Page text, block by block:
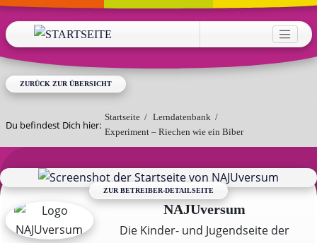
Direkt zum Inhalt
HAUPTNAVIGATION
ZURÜCK ZUR ÜBERSICHT
Du befindest Dich hier:
Startseite / Lerndatenbank /
Experiment – Riechen wie ein Biber
ZUR BETREIBER-DETAILSEITE
NAJUversum
Die Kinder- und Jugendseite der